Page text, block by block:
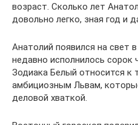
возраст. Сколько лет
довольно легко, зная год и
Анатолий появился на свет
недавно исполнилось сорок
Зодиака Белый относится к
амбициозным Львам,
деловой хваткой.